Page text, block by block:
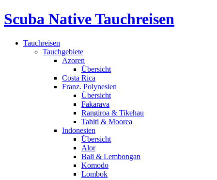
Scuba Native Tauchreisen
Tauchreisen
Tauchgebiete
Azoren
Übersicht
Costa Rica
Franz. Polynesien
Übersicht
Fakarava
Rangiroa & Tikehau
Tahiti & Moorea
Indonesien
Übersicht
Alor
Bali & Lembongan
Komodo
Lombok